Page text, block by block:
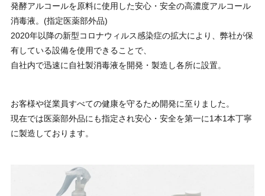
発酵アルコールを原料に使用した安心・安全の高濃度アルコール
消毒液。(指定医薬部外品)
2020年以降の新型コロナウィルス感染症の拡大により、弊社が保
有している設備を使用できることで、
自社内で迅速に自社製消毒液を開発・製造し各所に設置。
お客様や従業員すべての健康を守るため開発に至りました。
現在では医薬部外品にも指定され安心・安全を第一に1本1本丁寧
に製造しております。